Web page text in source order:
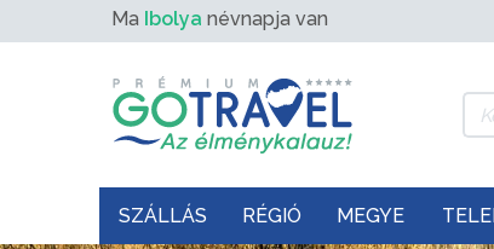
Ma Ibolya névnapja van
SZÁLLÁS RÉGIÓ MEGYE